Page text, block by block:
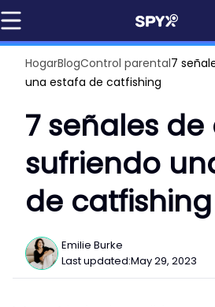
HogarBlogControl parental7
una estafa de catfishing
7 señales
sufriendo
de catfishing
Emilie Burke
Last updated:May 29, 2023